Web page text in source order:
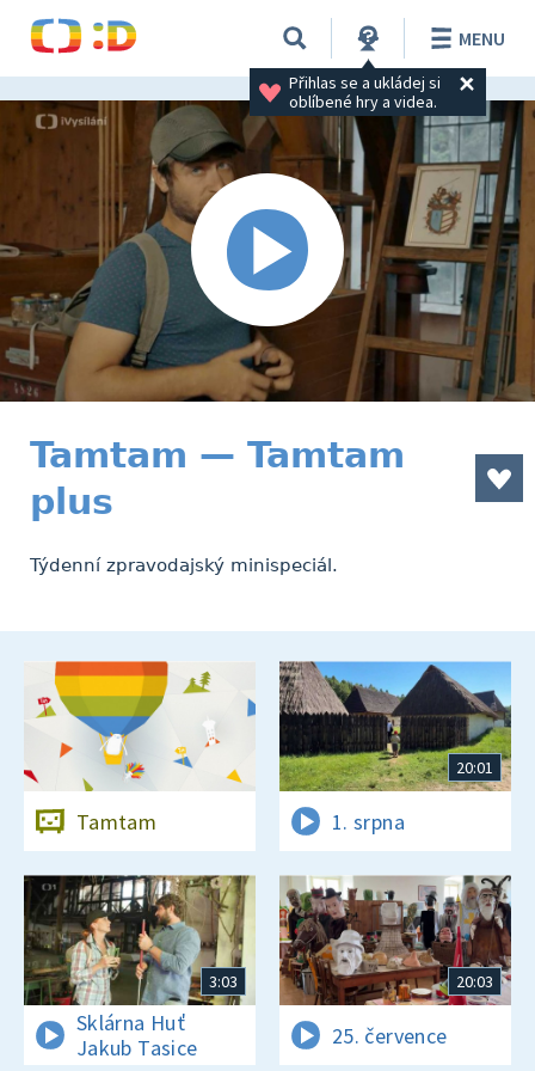
Přihlas se a ukládej si
oblíbené hry a videa.
MENU
Tamtam — Tamtam
plus
Týdenní zpravodajský minispeciál.
Tamtam
20:01
1. srpna
3:03
Sklárna Huť
Jakub Tasice
20:03
25. července